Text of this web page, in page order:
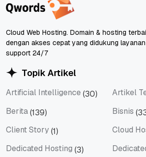
Cloud Web Hosting. Domain & hosting
dengan akses cepat yang didukung layanan
support 24/7
Topik Artikel
Artificial Intelligence (30) Artikel
Berita(139) Bisnis
Client Story(1) Cloud
Dedicated Hosting (3)